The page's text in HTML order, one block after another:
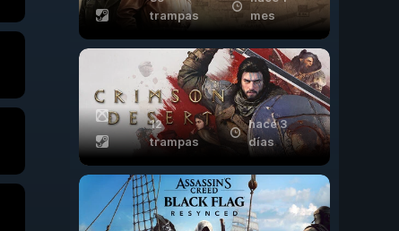
trampas
mes
12
trampas
hace 3
días